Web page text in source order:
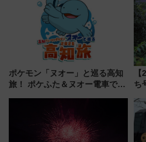
ポケモン「ヌオー」と巡る高知
旅！ ポケふた＆ヌオー電車で楽
路の絶景と絶品グルメを満喫！
（7月18日スタート）
ち
り